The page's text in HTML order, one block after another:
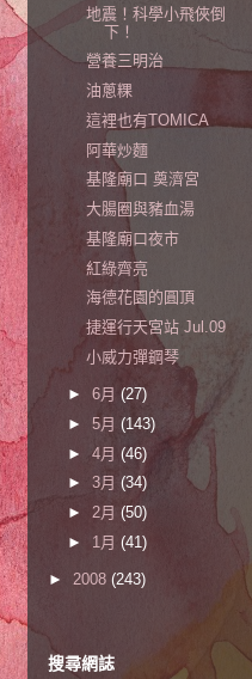
地震！科學小飛俠倒
下！
營養三明治
油蔥粿
這裡也有TOMICA
阿華炒麵
基隆廟口 奠濟宮
大腸圈與豬血湯
基隆廟口夜市
紅綠齊亮
海德花園的圓頂
捷運行天宮站 Jul.09
小威力彈鋼琴
► 6月 (27)
► 5月 (143)
► 4月 (46)
► 3月 (34)
► 2月 (50)
► 1月 (41)
► 2008 (243)
搜尋網誌